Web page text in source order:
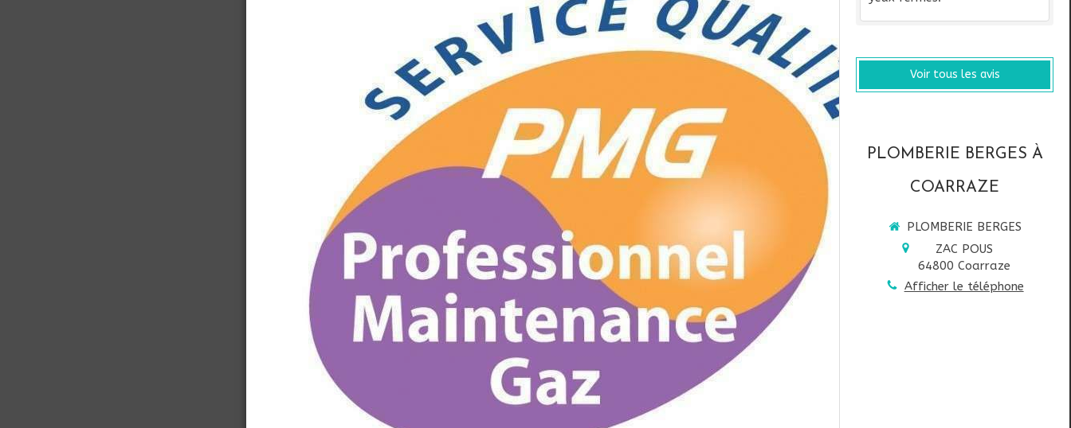
Voir tous les avis
PLOMBERIE BERGES À
COARRAZE
PLOMBERIE BERGES
ZAC POUS
64800 Coarraze
Afficher le téléphone